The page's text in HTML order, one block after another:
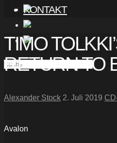
KONTAKT
TIMO
RETURN TO
Alexander Stock 2. Juli 2019
Avalon